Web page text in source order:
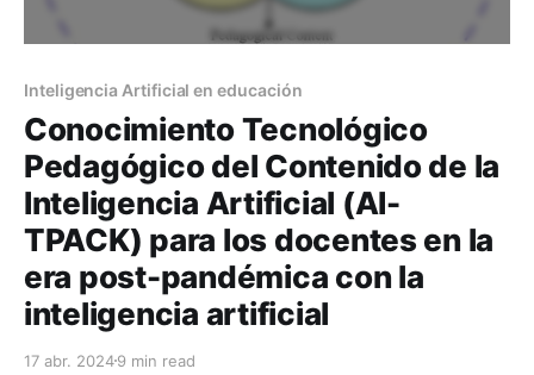
Inteligencia Artificial en educación
Conocimiento Tecnológico
Pedagógico del Contenido de la
Inteligencia Artificial (AI-
TPACK) para los docentes en la
era post-pandémica con la
inteligencia artificial
17 abr. 20249 min read